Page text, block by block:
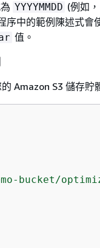
YYYYMMDD (例如，
序中的範例陳述式會
值。
Amazon S3 儲存貯
bucket/